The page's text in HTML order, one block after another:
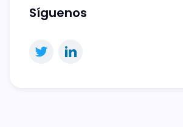
Síguenos